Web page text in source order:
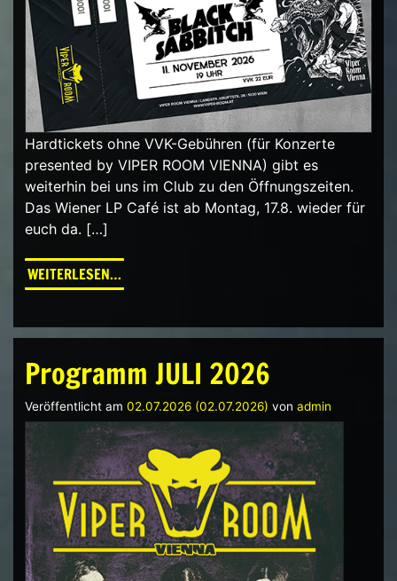
Hardtickets ohne VVK-Gebühren (für Konzerte
presented by VIPER ROOM VIENNA) gibt es
weiterhin bei uns im Club zu den Öffnungszeiten.
Das Wiener LP Café ist ab Montag, 17.8. wieder für
euch da. […]
WEITERLESEN…FROM WIENER LP CAFÉ VON 17.7. BIS 16.8. AUF
Programm JULI 2026
Veröffentlicht am 02.07.2026(02.07.2026) von admin